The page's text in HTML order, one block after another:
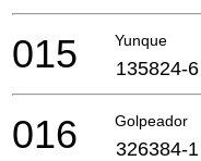
Yunque
015 135824-6
Golpeador
016 326384-1